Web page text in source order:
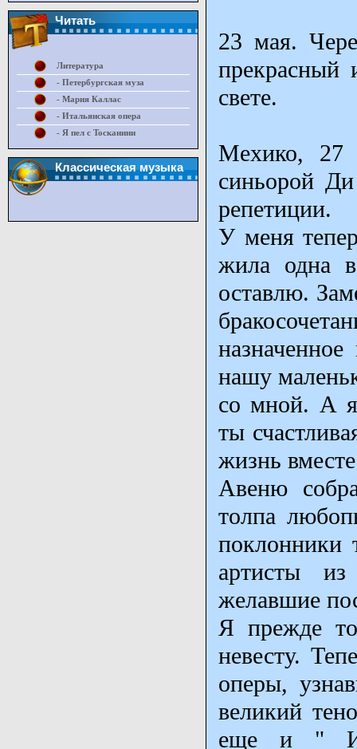
23 мая.
прекрасный
свете.
Мехико, 27
синьорой
репетиции.
У меня
жила одна
оставлю.
нашу
со мной. А я
ты
жизнь
Авеню
толпа
поклонники
артисты
желавшие
Я прежде
невесту.
оперы,
великий
еще и "
Читать
Литература
- Петербургская муза
- Мария Каллас
- Итальянская опера
- Я пел с Тосканини
Классическая музыка